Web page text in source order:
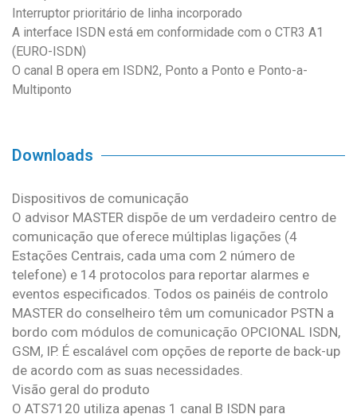
Interruptor prioritário de linha incorporado
A interface ISDN está em conformidade com o CTR3 A1
(EURO-ISDN)
O canal B opera em ISDN2, Ponto a Ponto e Ponto-a-
Multiponto
Downloads
Dispositivos de comunicação
O advisor MASTER dispõe de um verdadeiro centro de
comunicação que oferece múltiplas ligações (4
Estações Centrais, cada uma com 2 número de
telefone) e 14 protocolos para reportar alarmes e
eventos especificados. Todos os painéis de controlo
MASTER do conselheiro têm um comunicador PSTN a
bordo com módulos de comunicação OPCIONAL ISDN,
GSM, IP. É escalável com opções de reporte de back-up
de acordo com as suas necessidades.
Visão geral do produto
O ATS7120 utiliza apenas 1 canal B ISDN para